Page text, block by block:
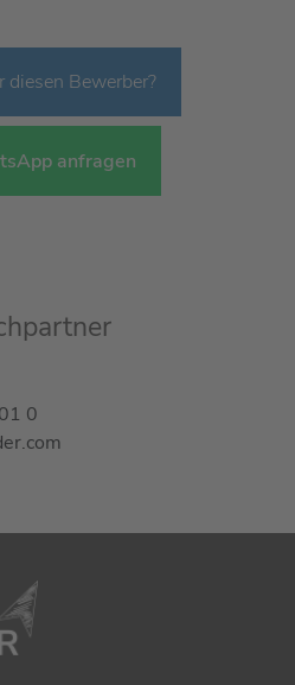
diesen Bewerber?
anfragen
0